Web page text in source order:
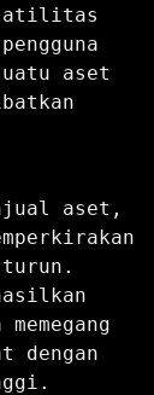
aset
aset,